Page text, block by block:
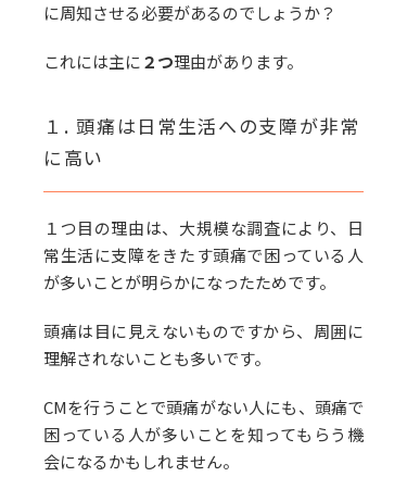
に周知させる必要があるのでしょうか？
これには主に２つ理由があります。
１. 頭痛は日常生活への支障が非常
に高い
１つ目の理由は、大規模な調査により、日
常生活に支障をきたす頭痛で困っている人
が多いことが明らかになったためです。
頭痛は目に見えないものですから、周囲に
理解されないことも多いです。
CMを行うことで頭痛がない人にも、頭痛で
困っている人が多いことを知ってもらう機
会になるかもしれません。